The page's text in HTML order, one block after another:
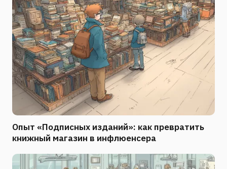
Опыт «Подписных изданий»: как превратить
книжный магазин в инфлюенсера